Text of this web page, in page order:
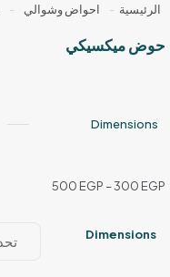
الرئيسية - احواض وشوالي -
حوض ميكسيكي
Dimensions
300 EGP
–
500 EGP
Dimensions